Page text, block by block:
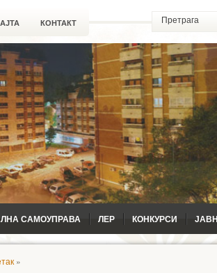
КОНТАКТ
САМОУПРАВА ЛЕР КОНКУРСИ
»